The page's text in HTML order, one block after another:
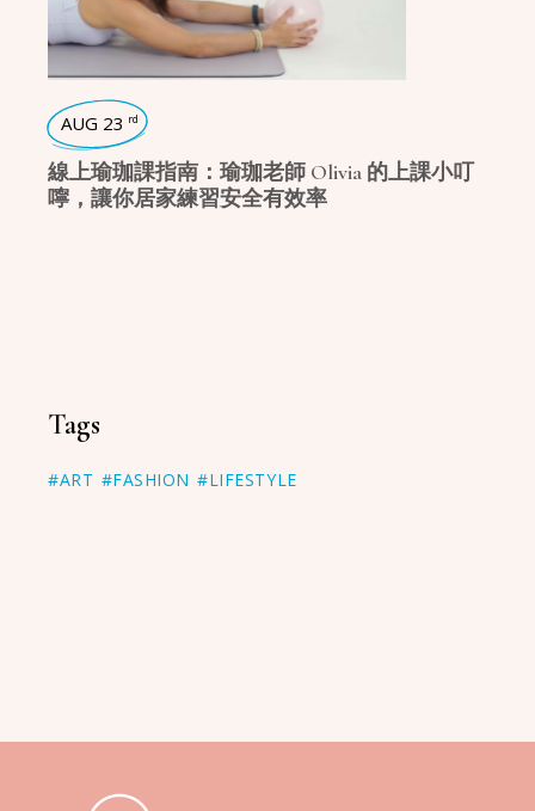
AUG 23 rd
線上瑜珈課指南：瑜珈老師 Olivia 的上課小叮
嚀，讓你居家練習安全有效率
Tags
#ART #FASHION #LIFESTYLE